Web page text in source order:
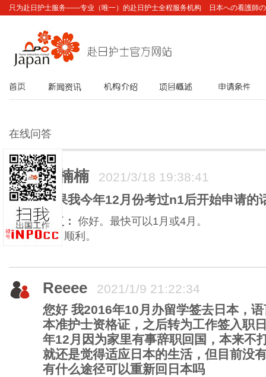
只为赴日护士服务——专业（唯一）的赴日护士全程服务机构 日本への看護師
在线问答
刘楠楠
2021/3/18 19:38:41
如果我今年12月份考过n1后开始申请的
回复： 你好。最快可以1月或4月。
祝：顺利。
Reeee
2021/1/9 21:22:34
您好 我2016年10月办留学签去日本，
本准护士资格证，之后转为工作签入职
年12月因为家里有事辞职回国，本来不
就还是觉得适应日本的生活，但目前没
有什么途径可以重新回日本吗